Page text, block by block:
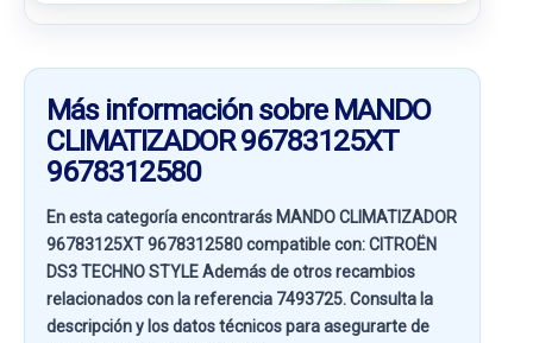
Más información sobre MANDO
CLIMATIZADOR 96783125XT
9678312580
En esta categoría encontrarás MANDO CLIMATIZADOR
96783125XT 9678312580 compatible con:CITROËN
DS3 TECHNO STYLEAdemás de otros recambios
relacionados con la referencia 7493725. Consulta la
descripción y los datos técnicos para asegurarte de